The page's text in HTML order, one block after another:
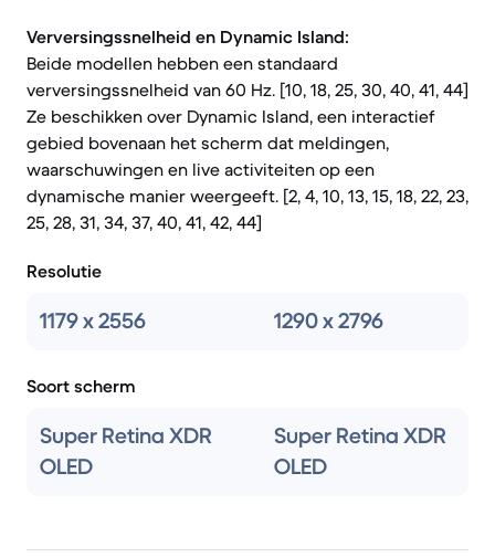
Verversingssnelheid en Dynamic Island:
Beide modellen hebben een standaard
verversingssnelheid van 60 Hz. [10, 18, 25, 30, 40, 41, 44]
Ze beschikken over Dynamic Island, een interactief
gebied bovenaan het scherm dat meldingen,
waarschuwingen en live activiteiten op een
dynamische manier weergeeft. [2, 4, 10, 13, 15, 18, 22, 23,
25, 28, 31, 34, 37, 40, 41, 42, 44]
Resolutie
1179 x 2556 1290 x 2796
Soort scherm
Super Retina XDR
OLED
Super Retina XDR
OLED